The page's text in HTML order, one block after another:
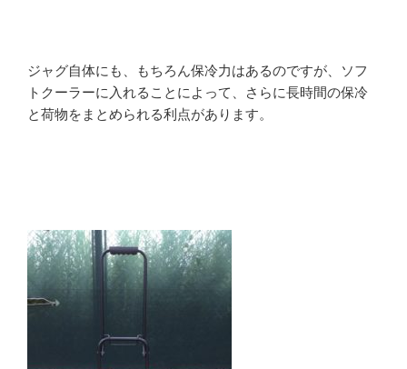
ジャグ自体にも、もちろん保冷力はあるのですが、ソフ
トクーラーに入れることによって、さらに長時間の保冷
と荷物をまとめられる利点があります。